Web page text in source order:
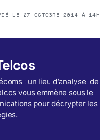
LE 27 OCTOBRE 2014 À
: un lieu d’analyse, de
vous emmène sous le
pour décrypter les